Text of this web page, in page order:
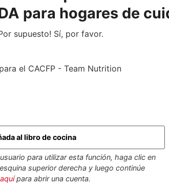
para hogares de
supuesto! Sí, por favor.
el CACFP - Team Nutrition
al libro de cocina
para utilizar esta función, haga clic en
superior derecha y luego continúe
para abrir una cuenta.